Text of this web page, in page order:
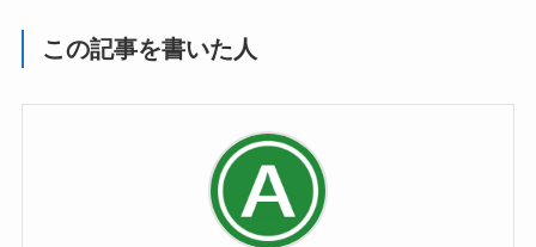
この記事を書いた人